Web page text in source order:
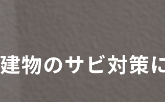
建物のサビ対策